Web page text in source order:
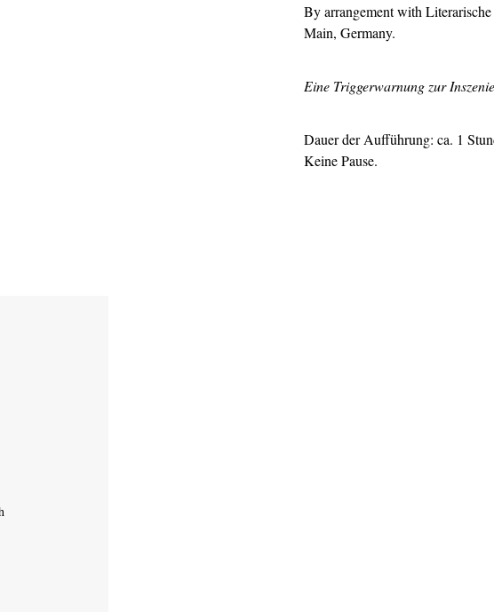
By arrangement with
Main, Germany.
Eine Triggerwarnung zur
Dauer der Aufführung: ca. 1
Keine Pause.